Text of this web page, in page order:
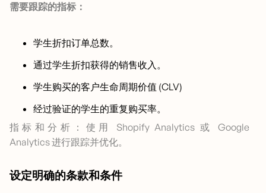
需要跟踪的指标：
学生折扣订单总数。
通过学生折扣获得的销售收入。
学生购买的客户生命周期价值 (CLV)
经过验证的学生的重复购买率。
指标和分析：使用 Shopify Analytics 或 Google
Analytics 进行跟踪并优化。
设定明确的条款和条件